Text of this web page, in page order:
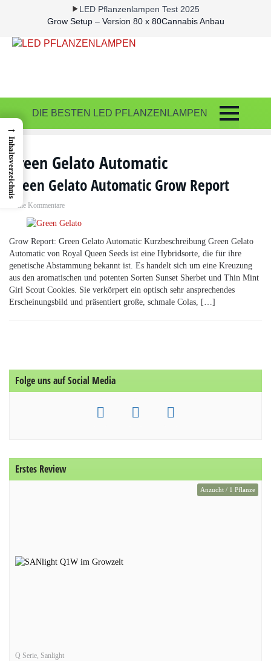
LED Pflanzenlampen Test 2025
Grow Setup – Version 80 x 80Cannabis Anbau
DIE BESTEN LED PFLANZENLAMPEN
Green Gelato Automatic
Green Gelato Automatic Grow Report
Keine Kommentare
Grow Report: Green Gelato Automatic Kurzbeschreibung Green Gelato
Automatic von Royal Queen Seeds ist eine Hybridsorte, die für ihre
genetische Abstammung bekannt ist. Es handelt sich um eine Kreuzung
aus den aromatischen und potenten Sorten Sunset Sherbet und Thin Mint
Girl Scout Cookies. Sie verkörpert ein optisch sehr ansprechendes
Erscheinungsbild und präsentiert große, schmale Colas, […]
Folge uns auf Social Media
Erstes Review
Anzucht / 1 Pflanze
Q Serie, Sanlight
→
Inhaltsverzeichnis